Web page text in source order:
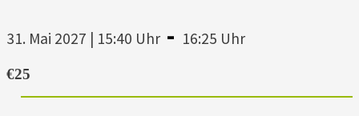
31. Mai 2027 | 15:40 Uhr - 16:25 Uhr
€25